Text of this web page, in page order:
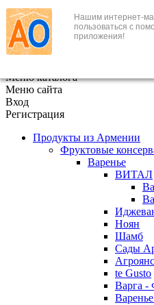
Нашим интернет-
пользоваться с
приложения!
+7 (495) 646-888-1
В корзине
Меню каталога
Меню сайта
Вход
Регистрация
Продукты из Армении
Фруктовые
Варенье
ВИТАЛ
Ноян
Шамб
Сады
Агроянс
te Gusto
Варга -